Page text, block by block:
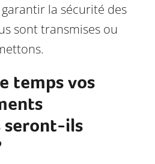
la sécurité des
sont transmises ou
temps vos
seront-ils